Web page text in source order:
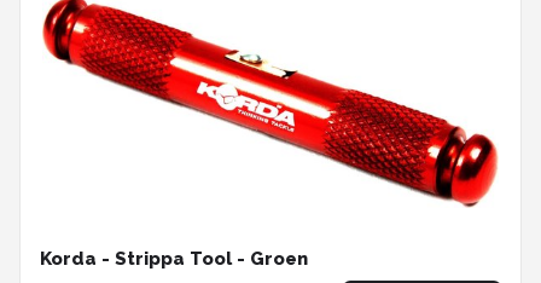
Korda - Strippa Tool - Groen